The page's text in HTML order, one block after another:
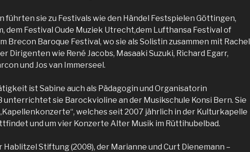
sie zu Festivals wie den Händel Festspielen Göttingen,
dem Festival Oude Muziek Utrecht,dem Lufthansa Festival of
Brecon Baroque Festival, wo sie als Solistin zusammen mit Rachel
Dirigenten wie René Jacobs, Masaaki Suzuki, Richard Egarr,
und Jos van Immerseel.
ist Sabine auch als Pädagogin und Organisatorin
unterrichtet sie Barockvioline an der Musikschule Konsi Bern. Sie
welches seit 2007 jährlich in der Kulturkapelle
und um vier Konzerte Alter Musik im Rüttihubelbad.
Stiftung (2008), der Marianne und Curt Dienemann –